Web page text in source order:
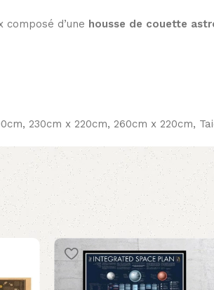
d’une housse de couette
230cm x 220cm, 260cm x 220cm,